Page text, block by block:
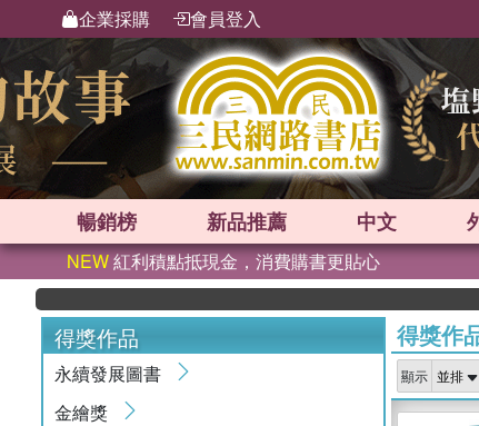
企業採購 會員登入
暢銷榜 新品推薦 中文
NEW紅利積點抵現金，消費購書更貼心
得獎作品
永續發展圖書
金繪獎
得獎作
顯示